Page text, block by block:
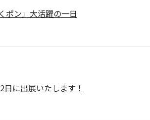
ポン」大活躍の一日
に出展いたします！